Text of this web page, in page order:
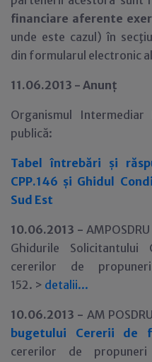
financiare aferente
unde este cazul) în
din formularul electronic
11.06.2013 - Anunţ
Organismul Intermediar
publică:
Tabel întrebări şi
CPP.146 şi Ghidul
Sud Est
10.06.2013 -
Ghidurile Solicitantului
cererilor de
152. > detalii...
10.06.2013 - AM
bugetului Cererii de
cererilor de